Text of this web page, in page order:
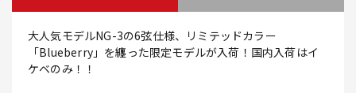
大人気モデルNG-3の6弦仕様、リミテッドカラー
「Blueberry」を纏った限定モデルが入荷！国内入荷はイ
ケベのみ！！